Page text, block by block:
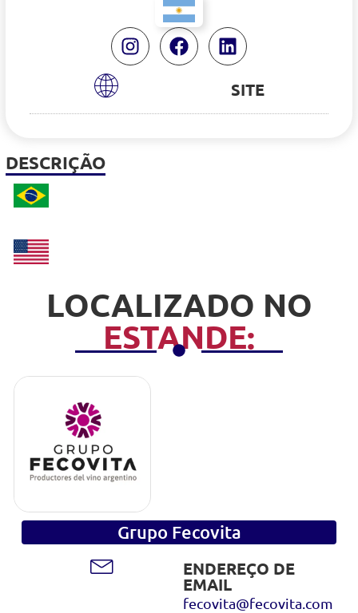
DESCRIÇÃO
LOCALIZADO NO
ESTANDE:
Grupo Fecovita
ENDEREÇO DE
EMAIL
fecovita@fecovita.com
SITE